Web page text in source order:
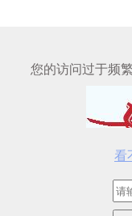
您的访问过于频
看